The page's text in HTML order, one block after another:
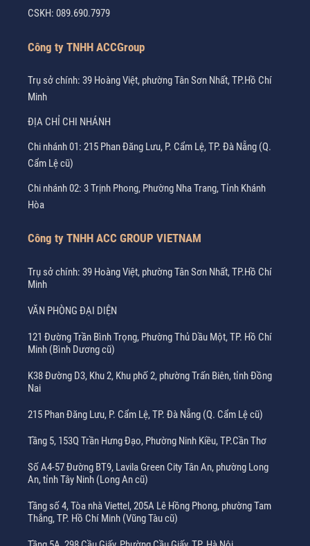
CSKH: 089.690.7979
Công ty TNHH ACCGroup
Trụ sở chính: 39 Hoàng Việt, phường Tân Sơn Nhất, TP.Hồ Chí
Minh
ĐỊA CHỈ CHI NHÁNH
Chi nhánh 01: 215 Phan Đăng Lưu, P. Cẩm Lệ, TP. Đà Nẵng (Q.
Cẩm Lệ cũ)
Chi nhánh 02: 3 Trịnh Phong, Phường Nha Trang, Tỉnh Khánh
Hòa
Công ty TNHH ACC GROUP VIETNAM
Trụ sở chính: 39 Hoàng Việt, phường Tân Sơn Nhất, TP.Hồ Chí
Minh
VĂN PHÒNG ĐẠI DIỆN
121 Đường Trần Bình Trọng, Phường Thủ Dầu Một, TP. Hồ Chí
Minh (Bình Dương cũ)
K38 Đường D3, Khu 2, Khu phố 2, phường Trấn Biên, tỉnh Đồng
Nai
215 Phan Đăng Lưu, P. Cẩm Lệ, TP. Đà Nẵng (Q. Cẩm Lệ cũ)
Tầng 5, 153Q Trần Hưng Đạo, Phường Ninh Kiều, TP.Cần Thơ
Số A4-57 Đường BT9, Lavila Green City Tân An, phường Long
An, tỉnh Tây Ninh (Long An cũ)
Tầng số 4, Tòa nhà Viettel, 205A Lê Hồng Phong, phường Tam
Thắng, TP. Hồ Chí Minh (Vũng Tàu cũ)